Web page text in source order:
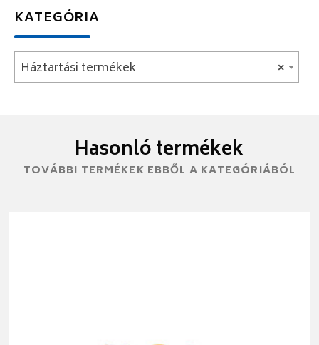
KATEGÓRIA
×
Háztartási termékek
Hasonló termékek
TOVÁBBI TERMÉKEK EBBŐL A KATEGÓRIÁBÓL